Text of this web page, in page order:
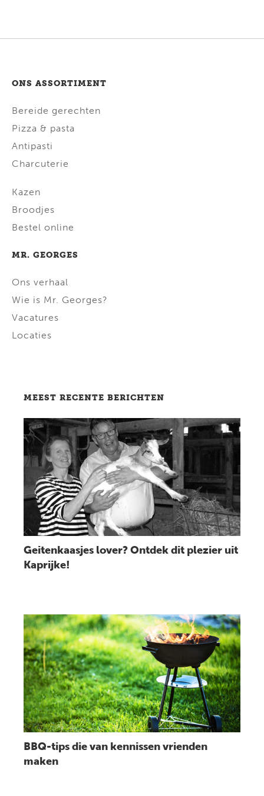
ONS ASSORTIMENT
Bereide gerechten
Pizza & pasta
Antipasti
Charcuterie
Kazen
Broodjes
Bestel online
MR. GEORGES
Ons verhaal
Wie is Mr. Georges?
Vacatures
Locaties
MEEST RECENTE BERICHTEN
Lees bericht
Geitenkaasjes lover? Ontdek dit plezier uit
Kaprijke!
Lees bericht
BBQ-tips die van kennissen vrienden
maken